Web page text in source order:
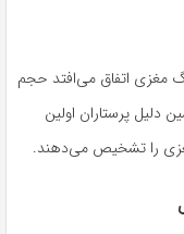
مغزی اتفاق می‌افتد حجم
دلیل پرستاران اولین
را تشخیص می‌دهند.